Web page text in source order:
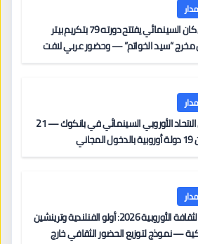
مهرجان كان السينمائي يفتتح دورته 79 بتكريم بيتر
“سيد الخواتم” — وحضور عربي لافت
مهرجان الاتحاد الأوروبي السينمائي في بانكوك — 21
عاصمتا الثقافة الأوروبية 2026: أولو الفنلندية وترينشين
— نموذج لتوزيع الحضور الثقافي خارج